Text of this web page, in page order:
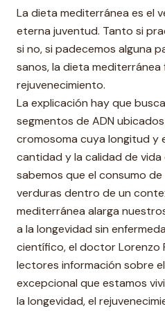
La dieta mediterránea es el
eterna juventud. Tanto si
si no, si padecemos alguna
sanos, la dieta mediterránea
rejuvenecimiento.
La explicación hay que
segmentos de ADN
cromosoma cuya longitud y
cantidad y la calidad de vida
sabemos que el consumo
verduras dentro de un
mediterránea alarga
a la longevidad sin
científico, el doctor Lorenzo
lectores información sobre
excepcional que estamos
la longevidad, el